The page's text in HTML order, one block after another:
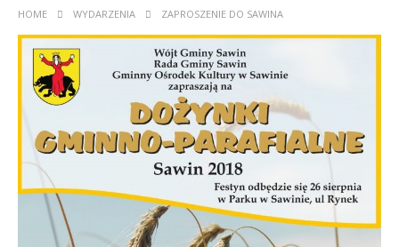
HOME WYDARZENIA ZAPROSZENIE DO SAWINA